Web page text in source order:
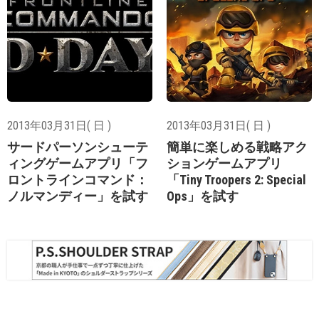
2013年03月31日( 日 )
サードパーソンシューテ
ィングゲームアプリ「フ
ロントラインコマンド：
ノルマンディー」を試す
2013年03月31日( 日 )
簡単に楽しめる戦略アク
ションゲームアプリ
「Tiny Troopers 2: Special
Ops」を試す